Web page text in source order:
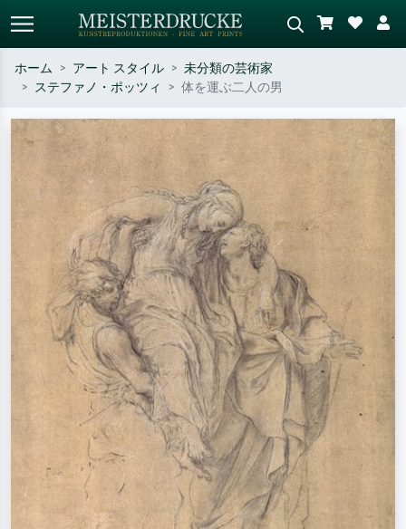
作家名・作品名・スタイルで検索
– 例：モネ、星月夜、印象派、北
斎の波、ヌード。
シーンを説明してください – 例：
緑の草原、赤の多い抽象画、暗い
油絵、木のそばの立ち姿のヌー
ホーム アート スタイル
未分類の芸術家
ステファノ・ポッツィ
体を運ぶ二人の男